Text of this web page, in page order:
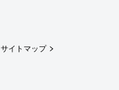
サイトマップ